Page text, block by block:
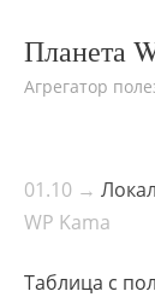
Планета
Агрегатор
01.10 →
WP Kama
Таблица с